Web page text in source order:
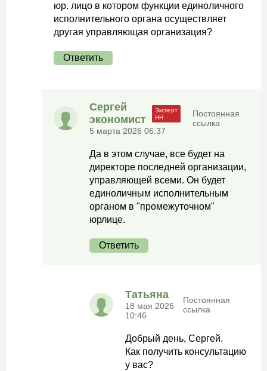
юр. лицо в котором функции единоличного
исполнительного органа осуществляет
другая управляющая организация?
Ответить
Сергей
экономист
5 марта 2026 06:37
Постоянная
ссылка
Да в этом случае, все будет на
директоре последней организации,
управляющей всеми. Он будет
единоличным исполнительным
органом в "промежуточном"
юрлице.
Ответить
Татьяна
18 мая 2026
10:46
Постоянная
ссылка
Добрый день, Сергей.
Как получить консультацию
у вас?